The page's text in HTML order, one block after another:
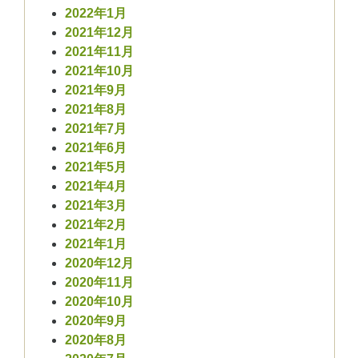
2022年1月
2021年12月
2021年11月
2021年10月
2021年9月
2021年8月
2021年7月
2021年6月
2021年5月
2021年4月
2021年3月
2021年2月
2021年1月
2020年12月
2020年11月
2020年10月
2020年9月
2020年8月